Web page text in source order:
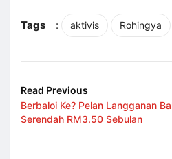
Tags
: aktivis Rohingya
Read Previous
Berbaloi Ke? Pelan Langganan
Serendah RM3.50 Sebulan